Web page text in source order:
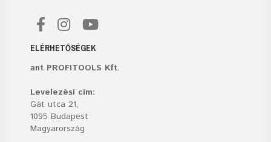
ELÉRHETŐSÉGEK
ant PROFITOOLS Kft.
Levelezési cím:
Gát utca 21,
1095 Budapest
Magyarország